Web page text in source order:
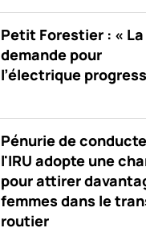
Petit Forestier : « La
demande pour
l’électrique
Pénurie de
l'IRU adopte une
pour attirer
femmes dans le
routier